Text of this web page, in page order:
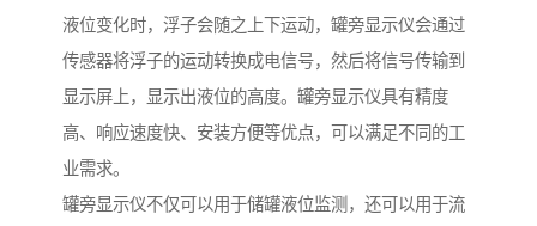
液位变化时，浮子会随之上下运动，罐旁显示仪会通过
传感器将浮子的运动转换成电信号，然后将信号传输到
显示屏上，显示出液位的高度。罐旁显示仪具有精度
高、响应速度快、安装方便等优点，可以满足不同的工
业需求。
罐旁显示仪不仅可以用于储罐液位监测，还可以用于流